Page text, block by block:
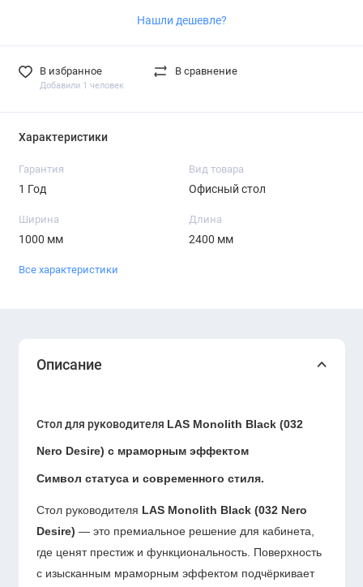
Нашли дешевле?
В избранное
Добавили 1 человек
В сравнение
Характеристики
Гарантия
1 Год
Вид товара
Офисный стол
Ширина
1000 мм
Длина
2400 мм
Все характеристики
Описание
Стол для руководителя LAS Monolith Black (032
Nero Desire) с мраморным эффектом
Символ статуса и современного стиля.
Стол руководителя LAS Monolith Black (032 Nero
Desire) — это премиальное решение для кабинета,
где ценят престиж и функциональность. Поверхность
с изысканным мраморным эффектом подчёркивает